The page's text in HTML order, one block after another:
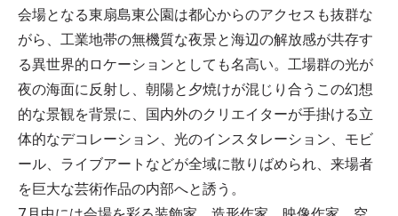
会場となる東扇島東公園は都心からのアクセスも抜群な
がら、工業地帯の無機質な夜景と海辺の解放感が共存す
る異世界的ロケーションとしても名高い。工場群の光が
夜の海面に反射し、朝陽と夕焼けが混じり合うこの幻想
的な景観を背景に、国内外のクリエイターが手掛ける立
体的なデコレーション、光のインスタレーション、モビ
ール、ライブアートなどが全域に散りばめられ、来場者
を巨大な芸術作品の内部へと誘う。